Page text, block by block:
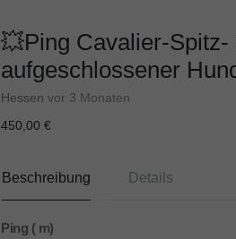
💥Ping Cavalier-
aufgeschlossener
Hessen vor 3 Monaten
450,00 €
Beschreibung Details
Ping ( m)